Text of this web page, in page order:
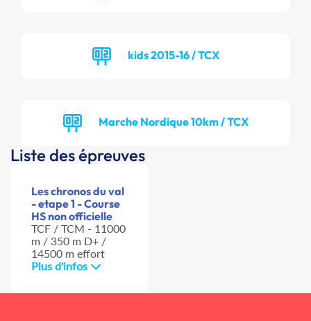
kids 2015-16 / TCX
Marche Nordique 10km / TCX
Liste des épreuves
Les chronos du val
- etape 1 - Course
HS non officielle
TCF / TCM - 11000
m / 350 m D+ /
14500 m effort
Plus d'infos